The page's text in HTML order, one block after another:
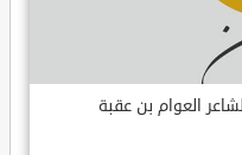
العوام بن عقبة